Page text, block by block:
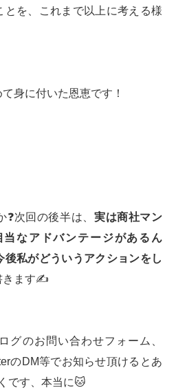
とを、これまで以上に考える様
身に付いた恩恵です！
次回の後半は、 実は商社マン
なアドバンテージがあるん
後私がどういうアクションをし
きます✍️
グのお問い合わせフォーム、
のDM等でお知らせ頂けるとあ
です、本当に🐱